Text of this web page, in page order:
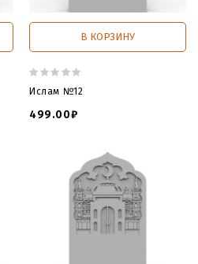
В КОРЗИНУ
Ислам №12
499.00₽